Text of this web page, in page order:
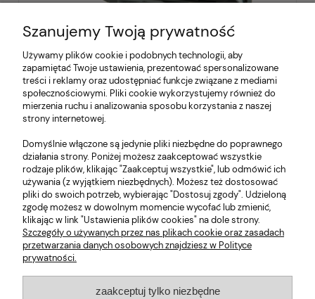
Montaż SPUHR QDP 3016 AR 30mm
0MOA H-38mm L-151mm
do koszyka
Moje Konto
Szanujemy Twoją prywatność
Używamy plików cookie i podobnych technologii, aby
zapamiętać Twoje ustawienia, prezentować spersonalizowane
treści i reklamy oraz udostępniać funkcje związane z mediami
społecznościowymi. Pliki cookie wykorzystujemy również do
mierzenia ruchu i analizowania sposobu korzystania z naszej
strony internetowej.
Domyślnie włączone są jedynie pliki niezbędne do poprawnego
działania strony. Poniżej możesz zaakceptować wszystkie
rodzaje plików, klikając "Zaakceptuj wszystkie", lub odmówić ich
używania (z wyjątkiem niezbędnych). Możesz też dostosować
pliki do swoich potrzeb, wybierając "Dostosuj zgody". Udzieloną
zgodę możesz w dowolnym momencie wycofać lub zmienić,
klikając w link "Ustawienia plików cookies" na dole strony.
Szczegóły o używanych przez nas plikach cookie oraz zasadach
przetwarzania danych osobowych znajdziesz w Polityce
prywatności.
zaakceptuj tylko niezbędne